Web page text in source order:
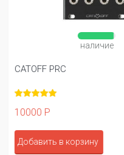
наличие
CATOFF PRC
10000 Р
Добавить в корзину